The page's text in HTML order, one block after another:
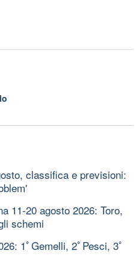
classifica e previsioni:
11-20 agosto 2026: Toro,
schemi
1ﾟGemelli, 2ﾟPesci, 3ﾟ